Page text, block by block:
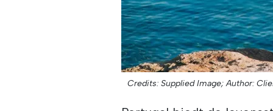
Credits: Supplied Image; Author: